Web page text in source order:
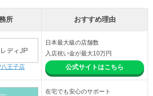
所 おすすめ理由
王子店
日本最大級の店舗数
入店祝い金が最大10万円
公式サイトはこちら
在宅でも安心のサポート